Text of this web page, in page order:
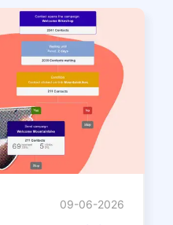
09-06-2026